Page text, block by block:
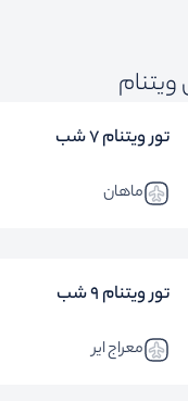
تور ویتنام 7 شب
ماهان
تور ویتنام 9 شب
معراج ایر